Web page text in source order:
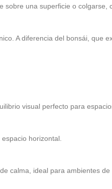
una superficie o colgarse,
A diferencia del bonsái, que
visual perfecto para
horizontal.
calma, ideal para ambientes